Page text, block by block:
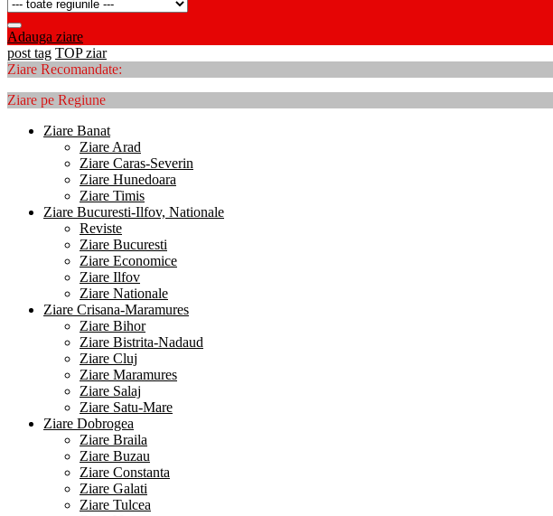
Adauga ziare
post tag TOP ziar
Ziare Recomandate:
Ziare pe Regiune
Ziare Banat
Ziare Arad
Ziare Caras-Severin
Ziare Hunedoara
Ziare Timis
Ziare Bucuresti-Ilfov, Nationale
Reviste
Ziare Bucuresti
Ziare Economice
Ziare Ilfov
Ziare Nationale
Ziare Crisana-Maramures
Ziare Bihor
Ziare Bistrita-Nadaud
Ziare Cluj
Ziare Maramures
Ziare Salaj
Ziare Satu-Mare
Ziare Dobrogea
Ziare Braila
Ziare Buzau
Ziare Constanta
Ziare Galati
Ziare Tulcea